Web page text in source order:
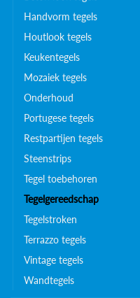
Handvorm tegels
Houtlook tegels
Keukentegels
Mozaiek tegels
Onderhoud
Portugese tegels
Restpartijen tegels
Steenstrips
Tegel toebehoren
Tegelgereedschap
Tegelstroken
Terrazzo tegels
Vintage tegels
Wandtegels